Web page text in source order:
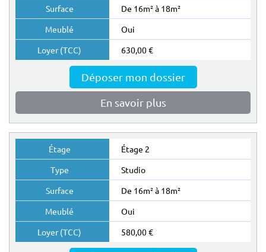
De 16m² à 18m²
Oui
630,00 €
Déposer mon dossier
En savoir plus
Étage 2
Studio
De 16m² à 18m²
Oui
580,00 €